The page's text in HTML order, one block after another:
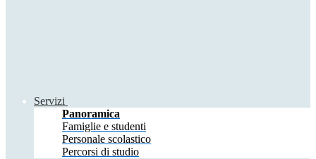
Servizi
Panoramica
Famiglie e studenti
Personale scolastico
Percorsi di studio